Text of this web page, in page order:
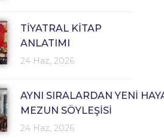
TİYATRAL KİTAP
ANLATIMI
24 Haz, 2026
AYNI SIRALARDAN YENİ
MEZUN SÖYLEŞİSİ
24 Haz, 2026